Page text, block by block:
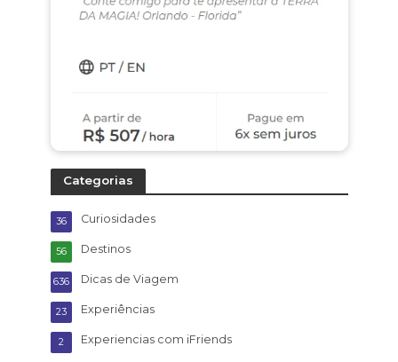
Categorias
Curiosidades
36
Destinos
56
Dicas de Viagem
636
Experiências
23
Experiencias com iFriends
2